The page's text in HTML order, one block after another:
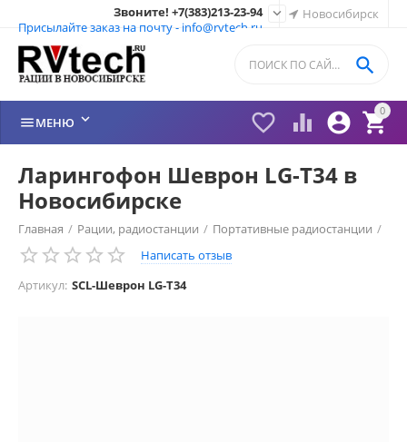
Новосибирск
Звоните! +7(383)213-23-94
Присылайте заказ на почту - info@rvtech.ru

0


 

МЕНЮ 
Ларингофон Шеврон LG-T34 в
Новосибирске
Главная / Рации, радиостанции / Портативные радиостанции /
Рации Шеврон (Россия) / Гарнитура ШЕВРОН
Написать отзыв
Артикул: SCL-Шеврон LG-T34